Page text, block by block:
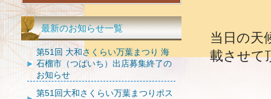
当日の天
載させて
最新のお知らせ一覧
第51回 大和さくらい万葉まつり 海
石榴市（つばいち）出店募集終了の
お知らせ
第51回大和さくらい万葉まつりポス